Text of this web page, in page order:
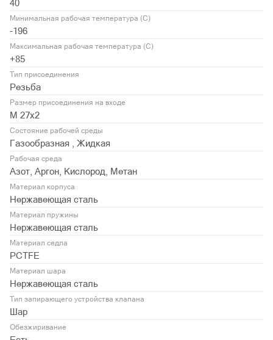
40
Минимальная рабочая температура (С)
-196
Максимальная рабочая температура (С)
+85
Тип присоединения
Резьба
Размер присоединения на входе
М 27х2
Состояние рабочей среды
Газообразная , Жидкая
Рабочая среда
Азот, Аргон, Кислород, Метан
Материал корпуса
Нержавеющая сталь
Материал пружины
Нержавеющая сталь
Материал седла
PCTFE
Материал шара
Нержавеющая сталь
Тип запирающего устройства клапана
Шар
Обезжиривание